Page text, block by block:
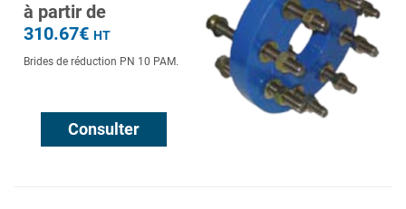
à partir de
310.67€ HT
Brides de réduction PN 10 PAM.
Consulter